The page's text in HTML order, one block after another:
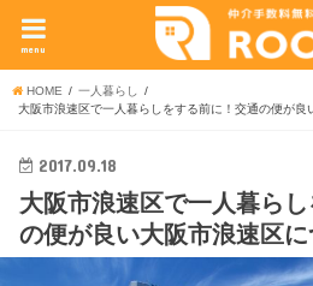
menu
HOME
一人暮らし
大阪市浪速区で一人暮らしをする前に！交通の便が良
2017.09.18
大阪市浪速区で一人暮ら
の便が良い大阪市浪速区